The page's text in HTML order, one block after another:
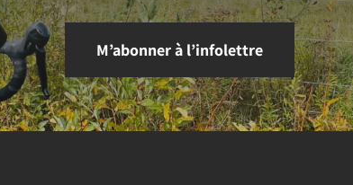
M’abonner à l’infolettre